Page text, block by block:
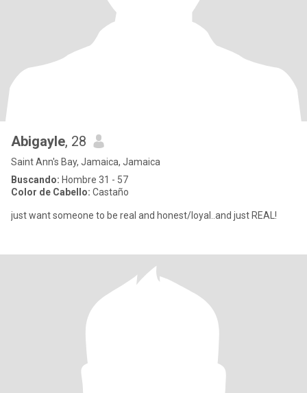
Abigayle, 28
Saint Ann's Bay, Jamaica, Jamaica
Buscando: Hombre 31 - 57
Color de Cabello: Castaño
just want someone to be real and honest/loyal..and just REAL!